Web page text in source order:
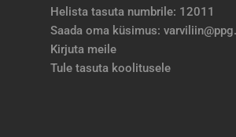
Helista tasuta numbrile: 12011
Saada oma küsimus:
Kirjuta meile
Tule tasuta koolitusele